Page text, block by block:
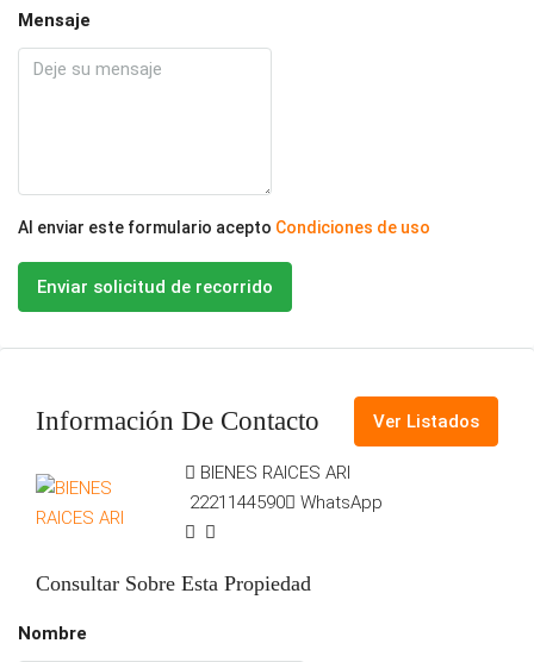
Mensaje
Al enviar este formulario acepto Condiciones de uso
Enviar solicitud de recorrido
Información De Contacto Ver Listados
BIENES RAICES ARI
2221144590
WhatsApp
Consultar Sobre Esta Propiedad
Nombre